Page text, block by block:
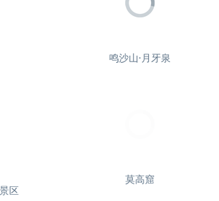
鸣沙山·月牙泉
莫高窟
区